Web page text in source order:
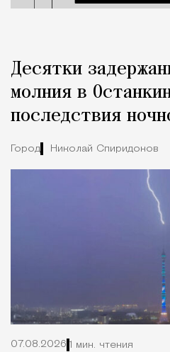
Десятки
молния в
последствия
Город Николай Спиридонов
07.08.2026 1 мин. чтения